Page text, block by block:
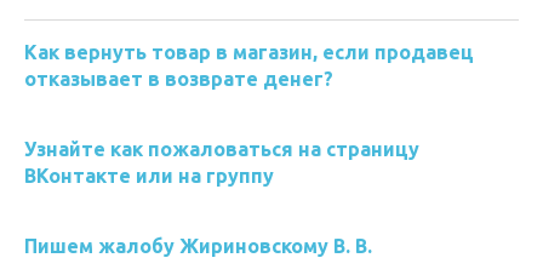
Как вернуть товар в магазин, если продавец
отказывает в возврате денег?
Узнайте как пожаловаться на страницу
ВКонтакте или на группу
Пишем жалобу Жириновскому В. В.